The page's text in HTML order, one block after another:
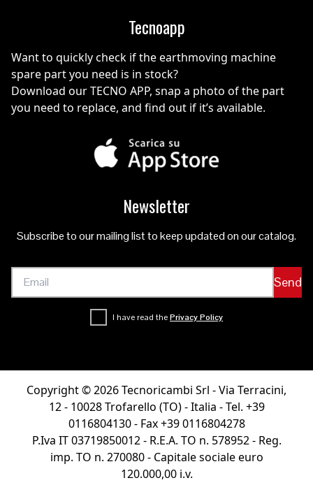
Tecnoapp
Want to quickly check if the earthmoving machine
spare part you need is in stock?
Download our TECNO APP, snap a photo of the part
you need to replace, and find out if it’s available.
Newsletter
Subscribe to our mailing list to keep updated on our catalog.
Send
I have read thePrivacy Policy
Copyright © 2026 Tecnoricambi Srl - Via Terracini,
12 - 10028 Trofarello (TO) - Italia - Tel. +39
0116804130 - Fax +39 0116804278
P.Iva IT 03719850012 - R.E.A. TO n. 578952 - Reg.
imp. TO n. 270080 - Capitale sociale euro
120.000,00 i.v.